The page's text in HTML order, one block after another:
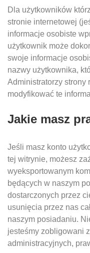
Dla użytkowników
stronie internetowej
informacje osobiste
użytkownik może
swoje informacje
nazwy użytkownika,
Administratorzy strony
modyfikować te
Jakie masz
Jeśli masz konto
tej witrynie, możesz
wyeksportowanym
będących w naszym
dostarczonych przez
usunięcia przez nas
naszym posiadaniu.
jesteśmy zobligowani
administracyjnych,